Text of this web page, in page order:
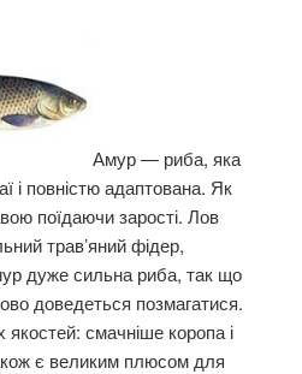
Амур — риба, яка
і повністю адаптована. Як
поїдаючи зарості. Лов
трав’яний фідер,
дуже сильна риба, так що
доведеться позмагатися.
смачніше коропа і
є великим плюсом для